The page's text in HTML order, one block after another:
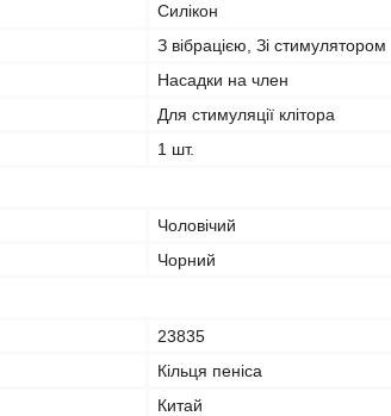
Силікон
З вібрацією, Зі стимулятором
Насадки на член
Для стимуляції клітора
1 шт.
Чоловічий
Чорний
23835
Кільця пеніса
Китай